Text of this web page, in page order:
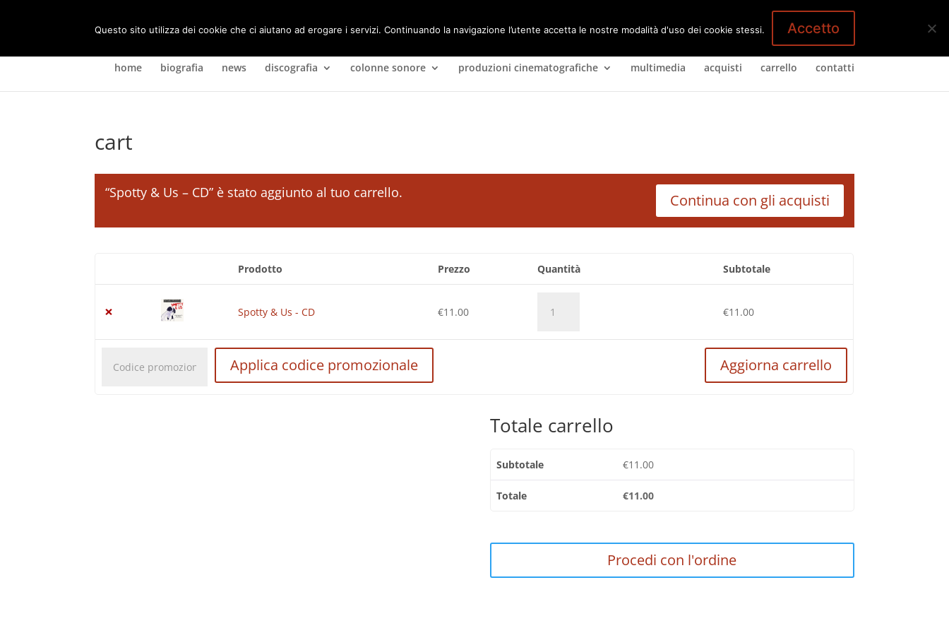
1 Elemento
home biografia news discografia colonne sonore produzioni cinematografiche multimedia acquisti carrello contatti
cart
“Spotty & Us – CD” è stato aggiunto al tuo carrello. Continua con gli acquisti
Prodotto Prezzo Quantità Subtotale
× Spotty & Us - CD €11.00
-
€11.00
Codice
promozionale:
Applica codice promozionale Aggiorna carrello
Totale carrello
Subtotale €11.00
Totale €11.00
Procedi con l'ordine
Questo sito utilizza dei cookie che ci aiutano ad erogare i servizi. Continuando la navigazione l’utente accetta le nostre modalità d'uso dei cookie stessi. Accetto